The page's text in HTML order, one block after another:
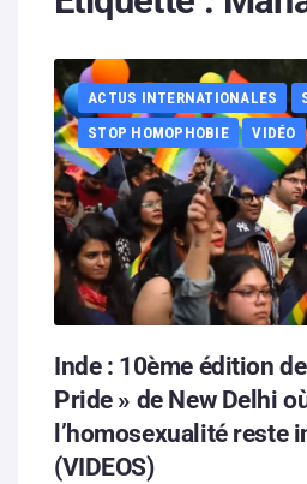
Boutique
Partenaires
Contacts
Hébergement solidaire
ACTUS INTERNATIONALES
STOP HOMOPHOBIE
VIDÉO
Inde : 10ème édition
Pride » de New Delhi
l’homosexualité reste
(VIDEOS)